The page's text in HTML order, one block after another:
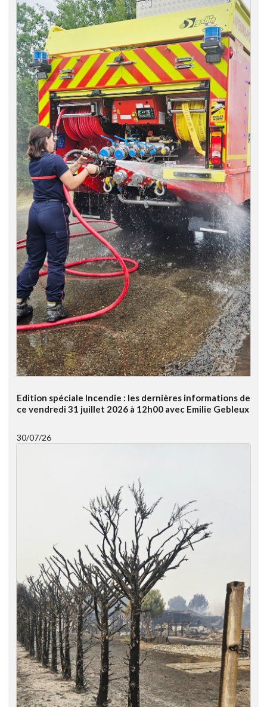
Edition spéciale Incendie : les dernières informations de
ce vendredi 31 juillet 2026 à 12h00 avec Emilie Gebleux
30/07/26